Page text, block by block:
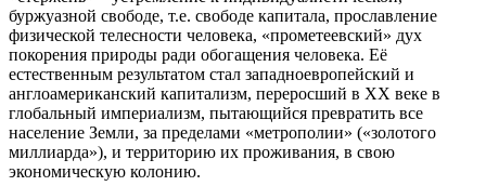
буржуазной свободе, т.е. свободе капитала, прославление
физической телесности человека, «прометеевский» дух
покорения природы ради обогащения человека. Её
естественным результатом стал западноевропейский и
англоамериканский капитализм, переросший в ХХ веке в
глобальный империализм, пытающийся превратить все
население Земли, за пределами «метрополии» («золотого
миллиарда»), и территорию их проживания, в свою
экономическую колонию.